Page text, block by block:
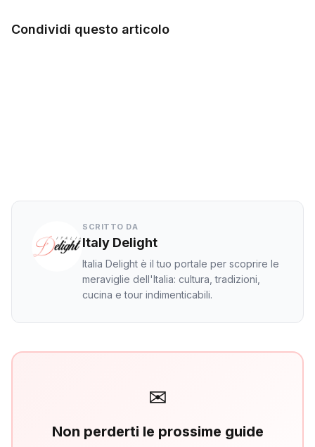
Condividi questo articolo
SCRITTO DA
Italy Delight
Italia Delight è il tuo portale per scoprire le
meraviglie dell'Italia: cultura, tradizioni,
cucina e tour indimenticabili.
✉
Non perderti le prossime guide